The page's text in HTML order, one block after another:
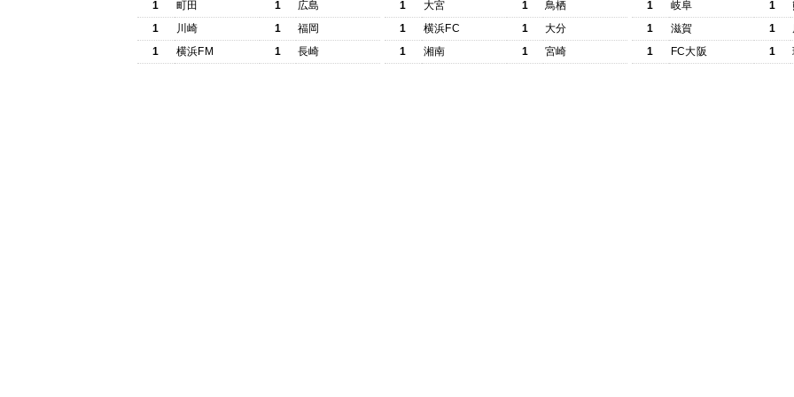
1
町田 1
広島
1
川崎 1
福岡
1
横浜FM 1 長崎
1
大宮 1
鳥栖
1
横浜FC 1
大分
1
湘南 1 宮崎
1
岐阜 1
1
滋賀 1
1
FC大阪 1